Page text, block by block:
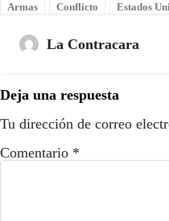
Armas Conflicto Estados
La Contracara
Deja una respuesta
Tu dirección de correo
Comentario *